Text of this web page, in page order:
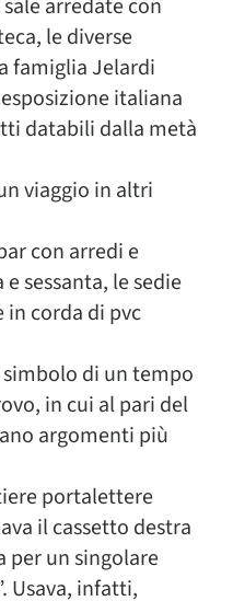
arredate con
le diverse
famiglia Jelardi
italiana
databili dalla metà
viaggio in altri
con arredi e
sessanta, le sedie
corda di pvc
di un tempo
in cui al pari del
argomenti più
portalettere
il cassetto destra
per un singolare
Usava, infatti,